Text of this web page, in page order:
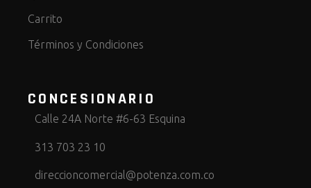
Carrito
Términos y Condiciones
CONCESIONARIO
Calle 24A Norte #6-63 Esquina
313 703 23 10
direccioncomercial@potenza.com.co